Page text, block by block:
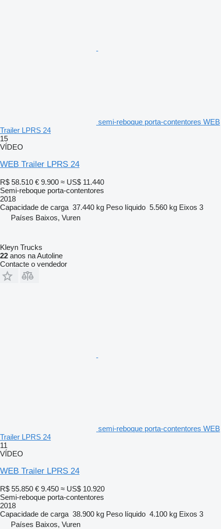
semi-reboque porta-contentores WEB
Trailer LPRS 24
15
VÍDEO
WEB Trailer LPRS 24
R$ 58.510 € 9.900 ≈ US$ 11.440
Semi-reboque porta-contentores
2018
Capacidade de carga 37.440 kg Peso líquido 5.560 kg Eixos 3
Países Baixos, Vuren
Kleyn Trucks
22 anos na Autoline
Contacte o vendedor
semi-reboque porta-contentores WEB
Trailer LPRS 24
11
VÍDEO
WEB Trailer LPRS 24
R$ 55.850 € 9.450 ≈ US$ 10.920
Semi-reboque porta-contentores
2018
Capacidade de carga 38.900 kg Peso líquido 4.100 kg Eixos 3
Países Baixos, Vuren